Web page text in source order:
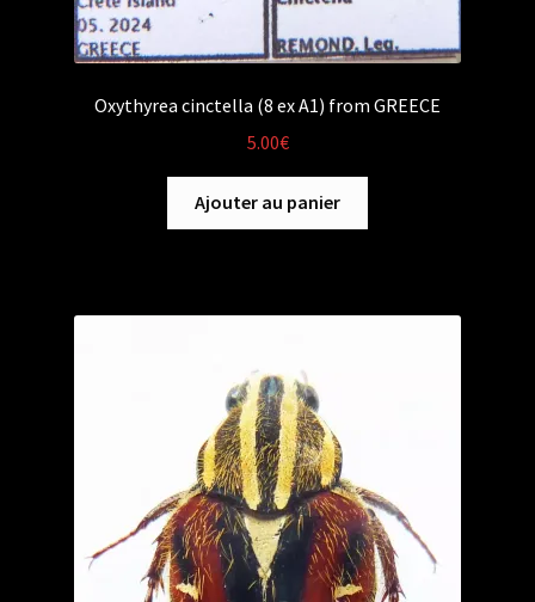
Oxythyrea cinctella (8 ex A1) from GREECE
5.00€
Ajouter au panier